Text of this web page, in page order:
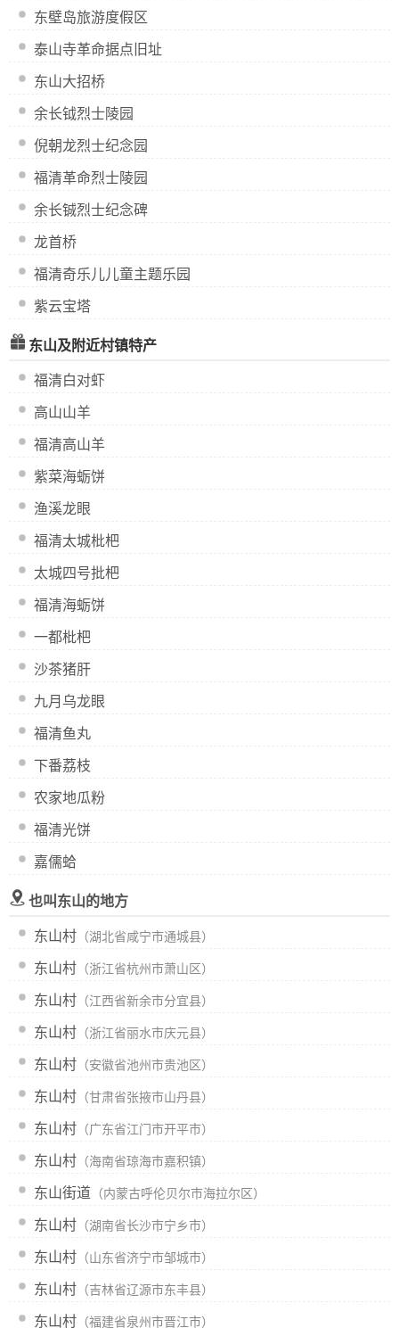
东壁岛旅游度假区
泰山寺革命据点旧址
东山大招桥
余长钺烈士陵园
倪朝龙烈士纪念园
福清革命烈士陵园
余长铖烈士纪念碑
龙首桥
福清奇乐儿儿童主题乐园
紫云宝塔
东山及附近村镇特产
福清白对虾
高山山羊
福清高山羊
紫菜海蛎饼
渔溪龙眼
福清太城枇杷
太城四号批杷
福清海蛎饼
一都枇杷
沙茶猪肝
九月乌龙眼
福清鱼丸
下番荔枝
农家地瓜粉
福清光饼
嘉儒蛤
也叫东山的地方
东山村 （湖北省咸宁市通城县）
东山村 （浙江省杭州市萧山区）
东山村 （江西省新余市分宜县）
东山村 （浙江省丽水市庆元县）
东山村 （安徽省池州市贵池区）
东山村 （甘肃省张掖市山丹县）
东山村 （广东省江门市开平市）
东山村 （海南省琼海市嘉积镇）
东山街道 （内蒙古呼伦贝尔市海拉尔区）
东山村 （湖南省长沙市宁乡市）
东山村 （山东省济宁市邹城市）
东山村 （吉林省辽源市东丰县）
东山村 （福建省泉州市晋江市）